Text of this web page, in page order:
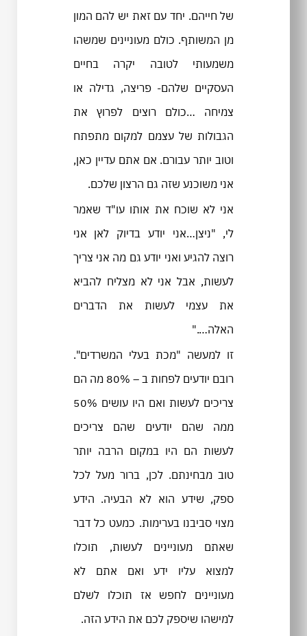
של חייהם. יחד עם זאת יש להם המון
מן המשותף. כולם מעוניינים שמשהו
משמעותי לטובה יקרה בחיים
העסקיים שלהם- פריצה, גדילה או
צמיחה …כולם רוצים לפרוץ את
הגבולות של עצמם למקום מתפתח
וטוב יותר עבורם. אם אתם עדיין כאן,
אני משוכנע שזה גם הרצון שלכם.
אני לא שוכח את אותו עו"ד שאמר
לי, "ניצן…אני יודע בדיוק לאן אני
רוצה להגיע ואני יודע גם מה אני צריך
לעשות, אבל אני לא מצליח להביא
את עצמי לעשות את הדברים
האלה…."
זו למעשה "מכת בעלי המשרדים".
רובם יודעים לפחות ב – 80% מה הם
צריכים לעשות ואם היו עושים 50%
ממה שהם יודעים שהם צריכים
לעשות הם היו במקום הרבה יותר
טוב מבחינתם. לכן, ברור מעל לכל
ספק, שידע הוא לא הבעיה. הידע
מצוי סביבנו בערימות. כמעט כל דבר
שאתם מעוניינים לעשות, תוכלו
למצוא עליו ידע ואם אתם לא
מעוניינים לחפש אז תוכלו לשלם
למישהו שיספק לכם את הידע הזה.